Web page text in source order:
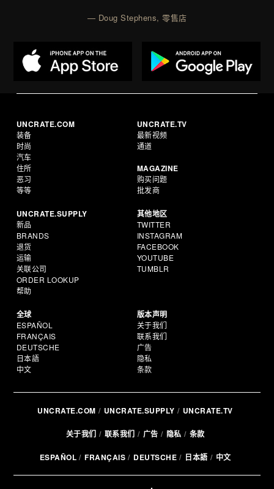
— Doug Stephens, 零售店
UNCRATE.COM
装备
时尚
汽车
住所
恶习
等等
UNCRATE.TV
最新视频
通道
MAGAZINE
购买问题
批发商
UNCRATE.SUPPLY
新品
BRANDS
退货
运输
关联公司
ORDER LOOKUP
帮助
其他地区
TWITTER
INSTAGRAM
FACEBOOK
YOUTUBE
TUMBLR
全球
ESPAÑOL
FRANÇAIS
DEUTSCHE
日本語
中文
版本声明
关于我们
联系我们
广告
隐私
条款
UNCRATE.COM UNCRATE.SUPPLY UNCRATE.TV
关于我们 联系我们 广告 隐私 条款
ESPAÑOL FRANÇAIS DEUTSCHE 日本語 中文